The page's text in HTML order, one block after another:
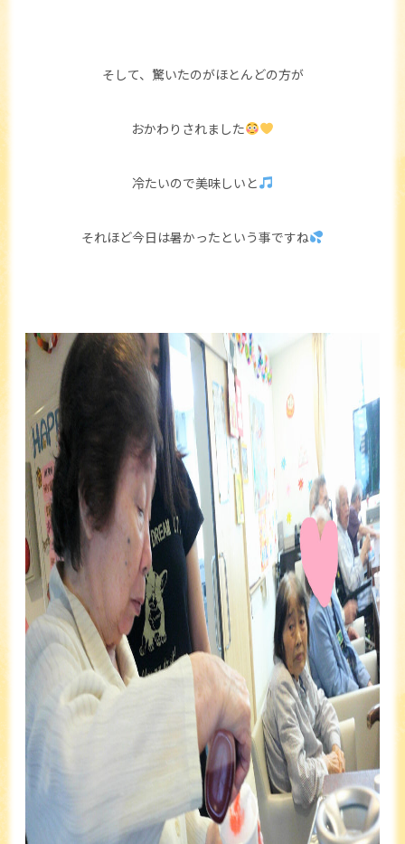
そして、驚いたのがほとんどの方が
おかわりされました
冷たいので美味しいと
それほど今日は暑かったという事ですね